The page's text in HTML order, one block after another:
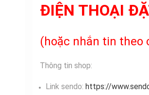
ĐIỆN THOẠI
(hoặc nhắn tin theo
Thông tin shop:
Link sendo: https://